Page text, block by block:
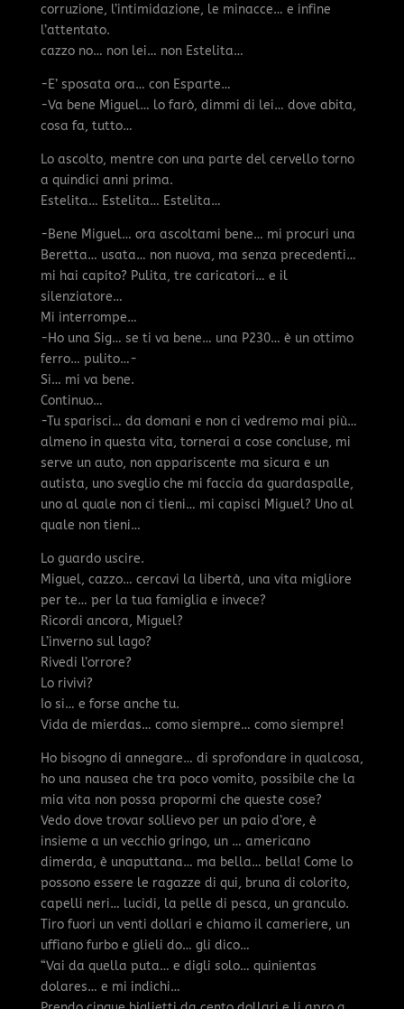
corruzione, l’intimidazione, le minacce… e infine
l’attentato.
cazzo no… non lei… non Estelita…
-E’ sposata ora… con Esparte…
-Va bene Miguel… lo farò, dimmi di lei… dove abita,
cosa fa, tutto…
Lo ascolto, mentre con una parte del cervello torno
a quindici anni prima.
Estelita… Estelita… Estelita…
-Bene Miguel… ora ascoltami bene… mi procuri una
Beretta… usata… non nuova, ma senza precedenti…
mi hai capito? Pulita, tre caricatori… e il
silenziatore…
Mi interrompe…
-Ho una Sig… se ti va bene… una P230… è un ottimo
ferro… pulito…-
Si… mi va bene.
Continuo…
-Tu sparisci… da domani e non ci vedremo mai più…
almeno in questa vita, tornerai a cose concluse, mi
serve un auto, non appariscente ma sicura e un
autista, uno sveglio che mi faccia da guardaspalle,
uno al quale non ci tieni… mi capisci Miguel? Uno al
quale non tieni…
Lo guardo uscire.
Miguel, cazzo… cercavi la libertà, una vita migliore
per te… per la tua famiglia e invece?
Ricordi ancora, Miguel?
L’inverno sul lago?
Rivedi l’orrore?
Lo rivivi?
Io si… e forse anche tu.
Vida de mierdas… como siempre… como siempre!
Ho bisogno di annegare… di sprofondare in qualcosa,
ho una nausea che tra poco vomito, possibile che la
mia vita non possa propormi che queste cose?
Vedo dove trovar sollievo per un paio d’ore, è
insieme a un vecchio gringo, un … americano
dimerda, è unaputtana… ma bella… bella! Come lo
possono essere le ragazze di qui, bruna di colorito,
capelli neri… lucidi, la pelle di pesca, un granculo.
Tiro fuori un venti dollari e chiamo il cameriere, un
uffiano furbo e glieli do… gli dico…
“Vai da quella puta… e digli solo… quinientas
dolares… e mi indichi…